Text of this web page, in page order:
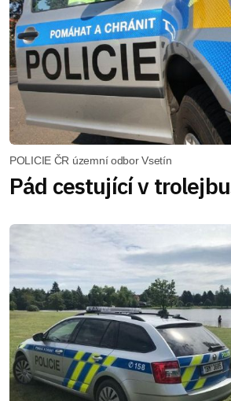
POLICIE ČR územní odbor Vsetín
Pád cestující v